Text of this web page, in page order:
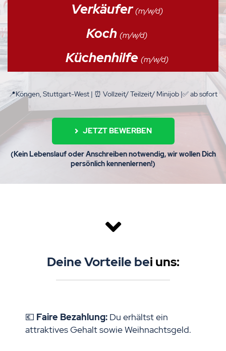
Verkäufer(m/w/d)
Koch (m/w/d)
Küchenhilfe (m/w/d)
📍Köngen, Stuttgart-West | ⏰ Vollzeit/ Teilzeit/ Minijob |✅ab sofort
JETZT BEWERBEN
(Kein Lebenslauf oder Anschreiben notwendig, wir wollen Dich
persönlich kennenlernen!)
Deine Vorteile bei uns:
💶 Faire Bezahlung: Du erhältst ein
attraktives Gehalt sowie Weihnachtsgeld.